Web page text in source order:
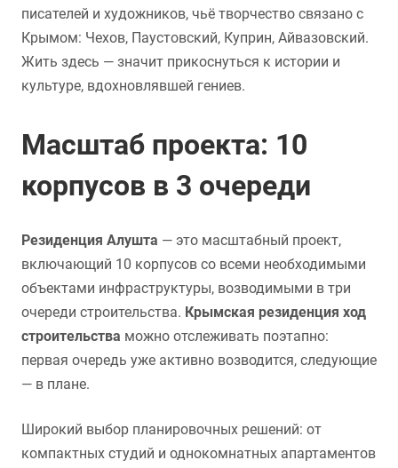
писателей и художников, чьё творчество связано с
Крымом: Чехов, Паустовский, Куприн, Айвазовский.
Жить здесь — значит прикоснуться к истории и
культуре, вдохновлявшей гениев.
Масштаб проекта: 10
корпусов в 3 очереди
Резиденция Алушта — это масштабный проект,
включающий 10 корпусов со всеми необходимыми
объектами инфраструктуры, возводимыми в три
очереди строительства. Крымская резиденция ход
строительства можно отслеживать поэтапно:
первая очередь уже активно возводится, следующие
— в плане.
Широкий выбор планировочных решений: от
компактных студий и однокомнатных апартаментов